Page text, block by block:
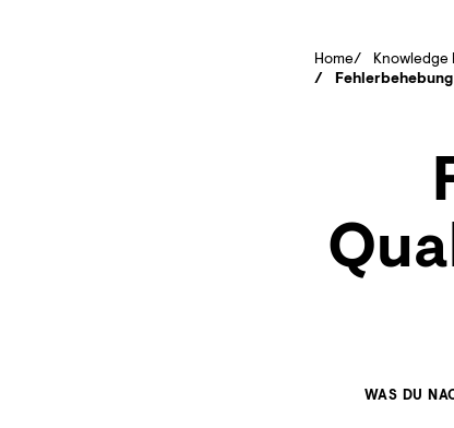
Home Knowledge
WAS DU